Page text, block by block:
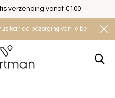
Let op! Tussen 29 juli en 8 augustus kan de bezorging van je bestelling iets langer duren. Houd rekening met een levertijd van 2 tot 4 werkdagen.
verzending vanaf €100